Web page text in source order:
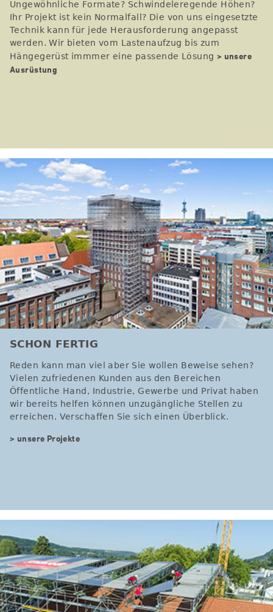
Ungewöhnliche Formate? Schwindeleregende Höhen?
Ihr Projekt ist kein Normalfall? Die von uns eingesetzte
Technik kann für jede Herausforderung angepasst
werden. Wir bieten vom Lastenaufzug bis zum
Hängegerüst immmer eine passende Lösung > unsere
Ausrüstung
SCHON FERTIG
Reden kann man viel aber Sie wollen Beweise sehen?
Vielen zufriedenen Kunden aus den Bereichen
Öffentliche Hand, Industrie, Gewerbe und Privat haben
wir bereits helfen können unzugängliche Stellen zu
erreichen. Verschaffen Sie sich einen Überblick.
> unsere Projekte